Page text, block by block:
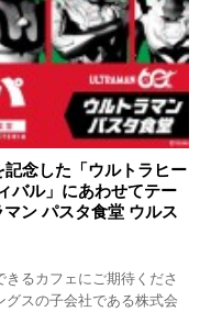
記念した「ウルトラヒー
バル」にあわせてテー
ン パスタ食堂 ウルス
るカフェにご期待くださ
スの子会社である株式会